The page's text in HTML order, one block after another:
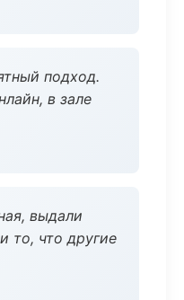
подход.
в зале
выдали
то, что другие